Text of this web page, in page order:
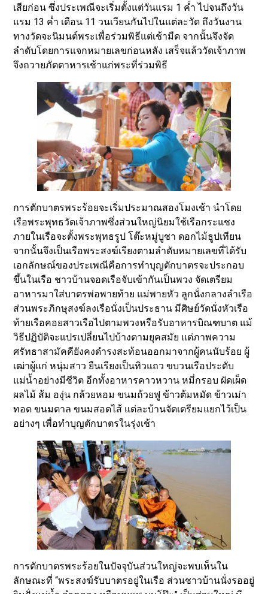
เสียก่อน ซึ่งประเพณีจะเริ่มตั้งแต่วันแรม 1 ค่ำ ไปจนถึงวัน
แรม 13 ค่ำ เดือน 11 วนเวียนกันไปในแต่ละวัด ถึงวันงาน
ทางวัดจะนิมนต์พระเพื่อร่วมพิธีแต่เช้ามืด จากนั้นจึงจัด
ลำดับโดยการแจกหมายเลขก่อนหลัง เสร็จแล้ววัดเจ้าภาพ
จึงถวายภัตตาหารเช้าแก่พระที่ร่วมพิธี
การตักบาตรพระร้อยจะเริ่มประมาณสองโมงเช้า นำโดย
เรือพระพุทธวัดเจ้าภาพซึ่งส่วนใหญ่นิยมใช้เรือกระแชง
ภายในเรือจะตั้งพระพุทธรูป โต๊ะหมู่บูชา ดอกไม้ธูปเทียน
จากนั้นจึงเป็นเรือพระสงฆ์เรียงตามลำดับหมายเลขที่ได้รับ
เอกลักษณ์ของประเพณีคือการทำบุญตักบาตรจะประกอบ
ขึ้นในเรือ ชาวบ้านจอดเรือจับเข้ากันเป็นพวง จัดเตรียม
อาหารมาใส่บาตรพ่อพายท้าย แม่พายหัว ลูกนั่งกลางลำเรือ
ส่วนพระภิกษุสงฆ์ลงเรือนั่งเป็นประธาน มีศิษย์วัดนั่งหัวเรือ
ท้ายเรือคอยสาวเรือไปตามพวงหรือรับอาหารบิณฑบาต แม้
วิธีปฏิบัติจะแปรเปลี่ยนไปบ้างตามยุคสมัย แต่ภาพความ
ศรัทธาสามัคคียังคงดำรงสะท้อนออกมาจากผู้คนนับร้อย ผู้
เฒ่าผู้แก่ หนุ่มสาว ยืนเรียงเป็นทิวแถว ขบวนเรือประดับ
แม่น้ำอย่างมีชีวิต อีกทั้งอาหารคาวหวาน หมี่กรอบ ผัดเผ็ด
ผลไม้ ส้ม องุ่น กล้วยหอม ขนมถ้วยฟู ข้าวต้มหมัด ข้าวเม่า
ทอด ขนมตาล ขนมสอดไส้ แต่ละบ้านจัดเตรียมแยกไว้เป็น
อย่างๆ เพื่อทำบุญตักบาตรในรุ่งเช้า
การตักบาตรพระร้อยในปัจจุบันส่วนใหญ่จะพบเห็นใน
ลักษณะที่ “พระสงฆ์รับบาตรอยู่ในเรือ ส่วนชาวบ้านนั่งรออยู่